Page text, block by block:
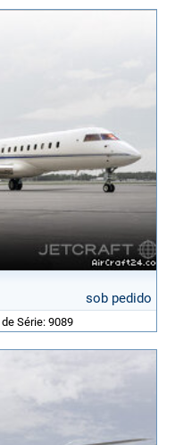
sob pedido
Série: 9089